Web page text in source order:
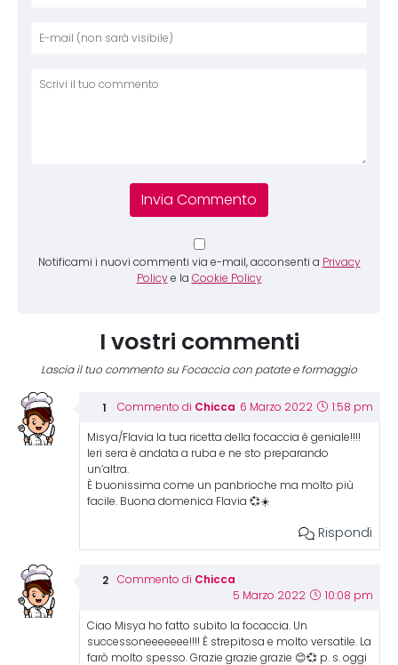
Notificami i nuovi commenti via e-mail, acconsenti a Privacy
Policy e la Cookie Policy
I vostri commenti
Lascia il tuo commento su Focaccia con patate e formaggio
Commento di Chicca 6 Marzo 2022 1:58 pm
Misya/Flavia la tua ricetta della focaccia è geniale!!!!
Ieri sera è andata a ruba e ne sto preparando
un’altra.
È buonissima come un panbrioche ma molto più
facile. Buona domenica Flavia 💞☀️
Rispondi
Commento di Chicca
5 Marzo 2022 10:08 pm
Ciao Misya ho fatto subito la focaccia. Un
successoneeeeeee!!!! È strepitosa e molto versatile. La
farò molto spesso. Grazie grazie grazie 😊💞 p. s. oggi